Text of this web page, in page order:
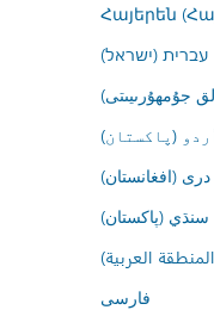
Հայերեն
עברית (ישראל)
جۇمھۇرىيىتى)
(پاکستان)
درى (افغانستان)
سنڌي (پاکستان)
العربية)
فارسى